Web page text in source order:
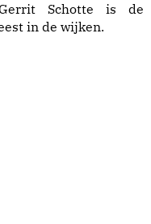
Schotte is de
in de wijken.